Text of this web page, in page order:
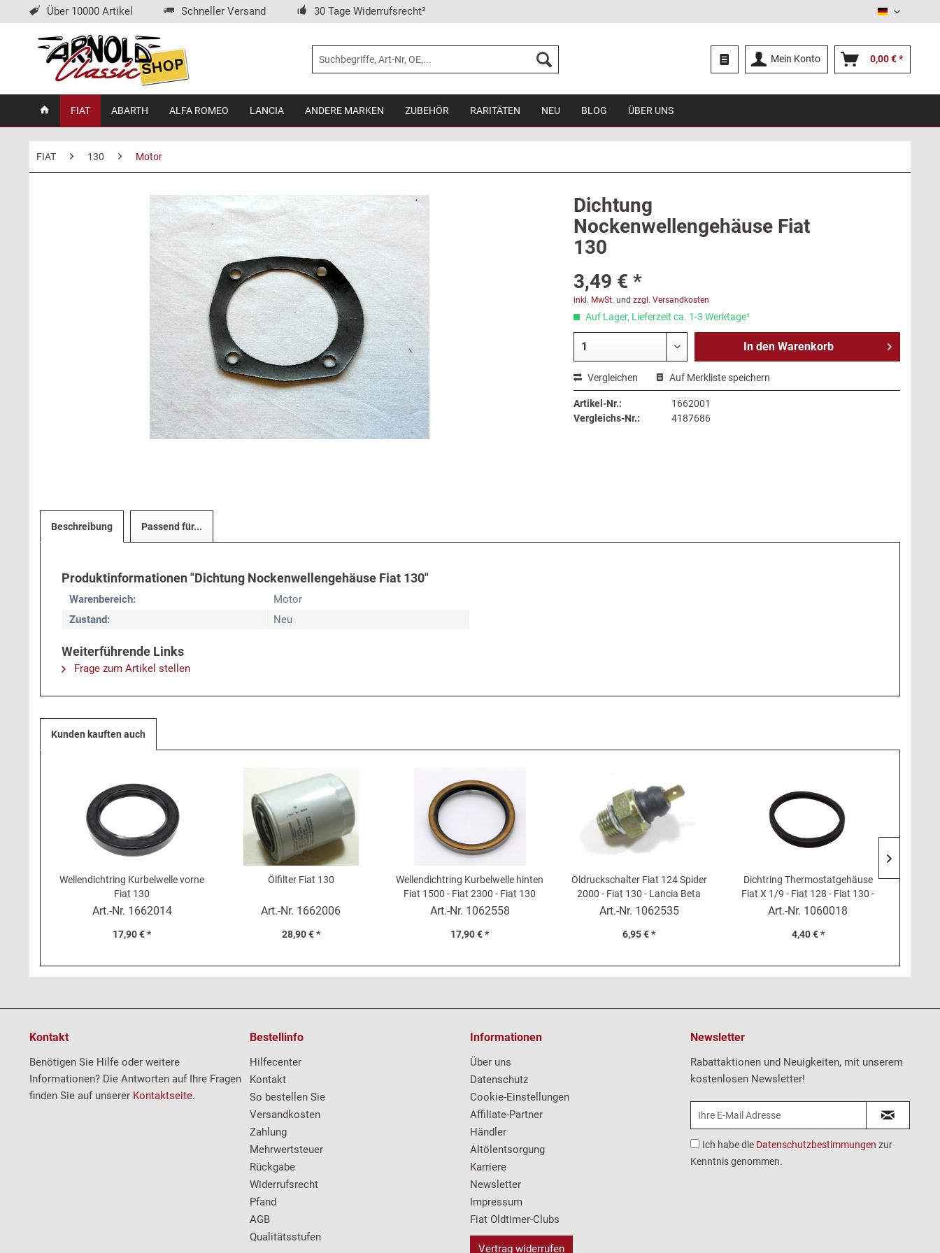
Über 10000 Artikel Schneller Versand 30 Tage Widerrufsrecht² Deutsch
Mein Konto 0,00 € *
FIAT ABARTH ALFA ROMEO LANCIA ANDERE MARKEN ZUBEHÖR RARITÄTEN NEU BLOG ÜBER UNS
FIAT 130 Motor
Dichtung
Nockenwellengehäuse Fiat
130
3,49 € *
inkl. MwSt. und zzgl. Versandkosten
Auf Lager, Lieferzeit ca. 1-3 Werktage¹
In den Warenkorb
Vergleichen Auf Merkliste speichern
Artikel-Nr.:
1662001
Vergleichs-Nr.:
4187686
Beschreibung Passend für...
Produktinformationen "Dichtung Nockenwellengehäuse Fiat 130"
Warenbereich:
Motor
Zustand:
Neu
Weiterführende Links
Frage zum Artikel stellen
Kunden kauften auch
Wellendichtring Kurbelwelle vorne
Fiat 130
Art.-Nr. 1662014
17,90 € *
Ölfilter Fiat 130
Art.-Nr. 1662006
28,90 € *
Wellendichtring Kurbelwelle hinten
Fiat 1500 - Fiat 2300 - Fiat 130
Art.-Nr. 1062558
17,90 € *
Öldruckschalter Fiat 124 Spider
2000 - Fiat 130 - Lancia Beta
Art.-Nr. 1062535
6,95 € *
Dichtring Thermostatgehäuse
Fiat X 1/9 - Fiat 128 - Fiat 130 -
Fiat Dino
Art.-Nr. 1060018
4,40 € *
Kontakt
Benötigen Sie Hilfe oder weitere
Informationen? Die Antworten auf Ihre Fragen
finden Sie auf unserer Kontaktseite.
Bestellinfo
Hilfecenter
Kontakt
So bestellen Sie
Versandkosten
Zahlung
Mehrwertsteuer
Rückgabe
Widerrufsrecht
Pfand
AGB
Qualitätsstufen
Informationen
Über uns
Datenschutz
Cookie-Einstellungen
Affiliate-Partner
Händler
Altölentsorgung
Karriere
Newsletter
Impressum
Fiat Oldtimer-Clubs
Vertrag widerrufen
Newsletter
Rabattaktionen und Neuigkeiten, mit unserem
kostenlosen Newsletter!
Ich habe die Datenschutzbestimmungen zur
Kenntnis genommen.